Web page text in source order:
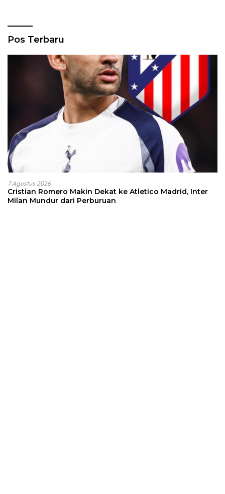
Pos Terbaru
7 Agustus 2026
Cristian Romero Makin Dekat ke Atletico Madrid, Inter
Milan Mundur dari Perburuan